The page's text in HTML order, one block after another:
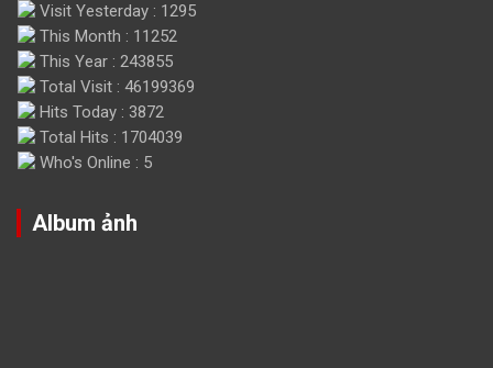
Visit Yesterday : 1295
This Month : 11252
This Year : 243855
Total Visit : 46199369
Hits Today : 3872
Total Hits : 1704039
Who's Online : 5
Album ảnh